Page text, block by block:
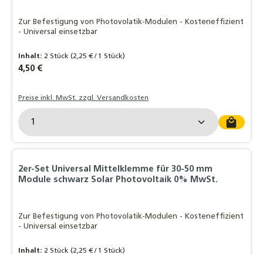
Zur Befestigung von Photovolatik-Modulen - Kosteneffizient
- Universal einsetzbar
Inhalt:2 Stück(2,25 € / 1 Stück)
Regulärer Preis:
4,50 €
Preise inkl. MwSt. zzgl. Versandkosten
Produkt Anzahl: Gib den gewünschten Wert
2er-Set Universal Mittelklemme für 30-50 mm
Module schwarz Solar Photovoltaik 0% MwSt.
Zur Befestigung von Photovolatik-Modulen - Kosteneffizient
- Universal einsetzbar
Inhalt:2 Stück(2,25 € / 1 Stück)